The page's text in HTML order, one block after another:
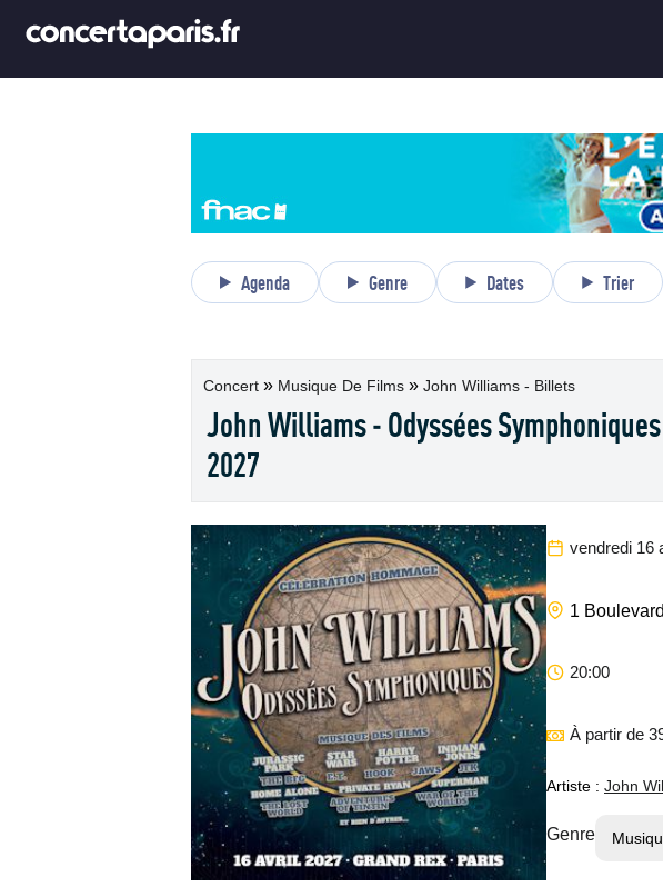
Agenda Genre Dates Trier
Concert » Musique De Films » John Williams - Billets
John Williams - Odyssées
2027
vendredi 16
1
20:00
À partir de
Artiste : John
Genre